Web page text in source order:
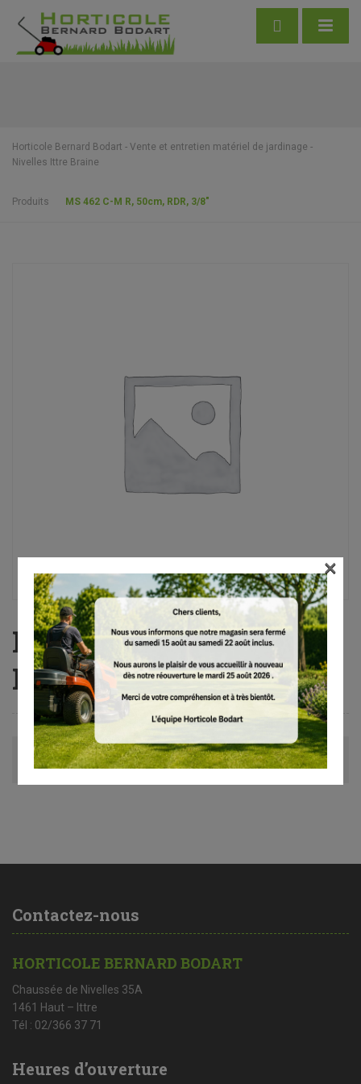
Horticole Bernard Bodart - Vente et entretien matériel de jardinage -
Nivelles Ittre Braine
Produits MS 462 C-M R, 50cm, RDR, 3/8″
MS 462 C-M R, 50cm,
RDR, 3/8″
Avis (0)
Contactez-nous
HORTICOLE BERNARD BODART
Chaussée de Nivelles 35A
1461 Haut – Ittre
Tél : 02/366 37 71
Heures d’ouverture
×